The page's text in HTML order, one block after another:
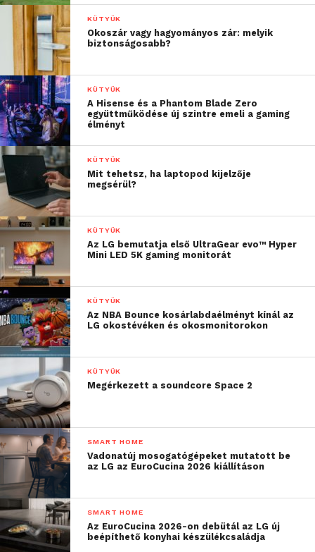
KÜTYÜK
Okoszár vagy hagyományos zár: melyik
biztonságosabb?
KÜTYÜK
A Hisense és a Phantom Blade Zero
együttműködése új szintre emeli a gaming
élményt
KÜTYÜK
Mit tehetsz, ha laptopod kijelzője
megsérül?
KÜTYÜK
Az LG bemutatja első UltraGear evo™ Hyper
Mini LED 5K gaming monitorát
KÜTYÜK
Az NBA Bounce kosárlabdaélményt kínál az
LG okostévéken és okosmonitorokon
KÜTYÜK
Megérkezett a soundcore Space 2
SMART HOME
Vadonatúj mosogatógépeket mutatott be
az LG az EuroCucina 2026 kiállításon
SMART HOME
Az EuroCucina 2026-on debütál az LG új
beépíthető konyhai készülékcsaládja